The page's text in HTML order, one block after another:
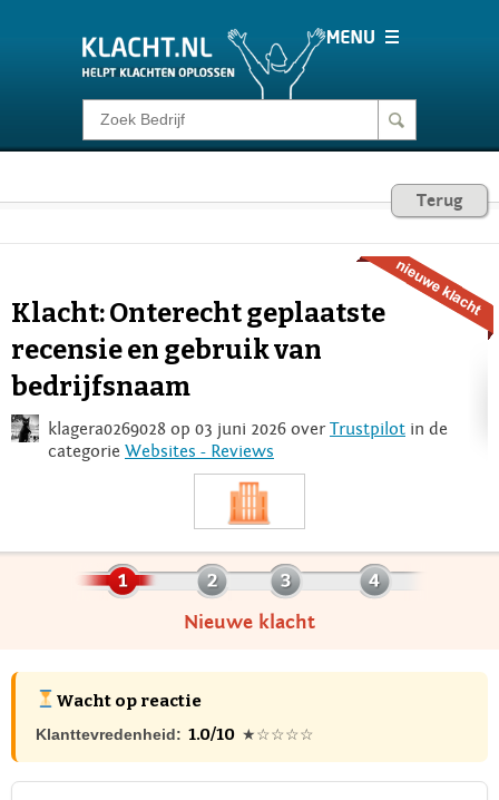
Klacht melden
Consumentenrecht
Voor Bedrijven
Terug
Klacht: Onterecht geplaatste
recensie en gebruik van
bedrijfsnaam
klagera0269028 op 03 juni 2026 overTrustpilot in de
categorie Websites - Reviews
Nieuwe klacht
Wacht op reactie
Klanttevredenheid: 1.0/10 ★☆☆☆☆